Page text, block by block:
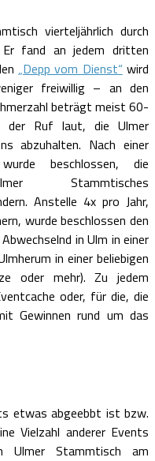
vierteljährlich durch
Er fand an jedem dritten
„Depp vom Dienst“ wird
freiwillig – an den
beträgt meist 60-
der Ruf laut, die Ulmer
abzuhalten. Nach einer
beschlossen, die
Stammtisches
Anstelle 4x pro Jahr,
wurde beschlossen den
in Ulm in einer
in einer beliebigen
oder mehr). Zu jedem
oder, für die, die
Gewinnen rund um das
etwas abgeebbt ist bzw.
Vielzahl anderer Events
Ulmer Stammtisch am